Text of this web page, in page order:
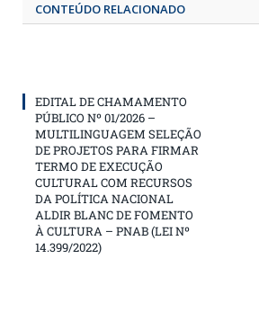
CONTEÚDO RELACIONADO
EDITAL DE CHAMAMENTO
PÚBLICO Nº 01/2026 –
MULTILINGUAGEM SELEÇÃO
DE PROJETOS PARA FIRMAR
TERMO DE EXECUÇÃO
CULTURAL COM RECURSOS
DA POLÍTICA NACIONAL
ALDIR BLANC DE FOMENTO
À CULTURA – PNAB (LEI Nº
14.399/2022)